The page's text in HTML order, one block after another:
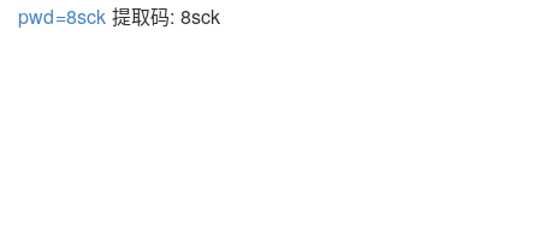
pwd=8sck 提取码: 8sck